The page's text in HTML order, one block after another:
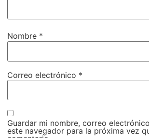
Nombre *
Correo electrónico *
Guardar mi nombre, correo
este navegador para la próxima vez